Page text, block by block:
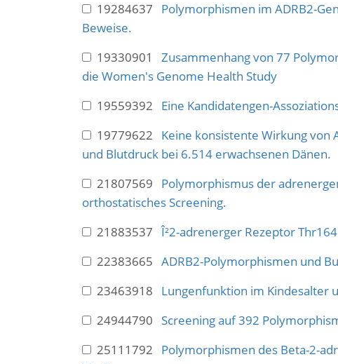
19284637 Polymorphismen im ADRB2-
Beweise.
19330901 Zusammenhang von 77
die Women's Genome Health Study
19559392 Eine Kandidatengen-
19779622 Keine konsistente Wirkung
und Blutdruck bei 6.514 erwachsenen Dänen.
21807569 Polymorphismus der
orthostatisches Screening.
21883537Î²2-adrenerger Rezeptor
22383665 ADRB2-Polymorphismen und
23463918 Lungenfunktion im Kindesalter
24944790 Screening auf 392
25111792 Polymorphismen des Beta-2-